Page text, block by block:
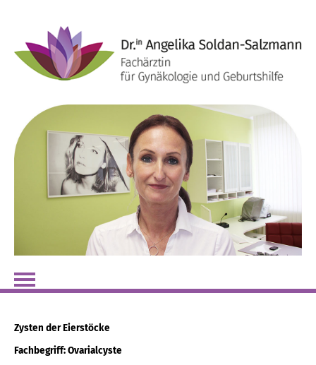
Zysten der Eierstöcke
Fachbegriff: Ovarialcyste